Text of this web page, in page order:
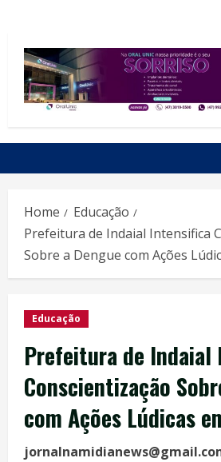
Home
Educação
Prefeitura de Indaial Intensifica
Sobre a Dengue com Ações
Educação
Prefeitura de Indaial
Conscientização
com Ações Lúdicas